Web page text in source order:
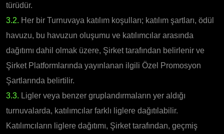
türüdür.
3.2. Her bir Turnuvaya katılım koşulları; katılım şartları, ödül
havuzu, bu havuzun oluşumu ve katılımcılar arasında
dağıtımı dahil olmak üzere, Şirket tarafından belirlenir ve
Şirket Platformlarında yayınlanan ilgili Özel Promosyon
Şartlarında belirtilir.
3.3. Ligler veya benzer gruplandırmaların yer aldığı
turnuvalarda, katılımcılar farklı liglere dağıtılabilir.
Katılımcıların liglere dağıtımı, Şirket tarafından, geçmiş